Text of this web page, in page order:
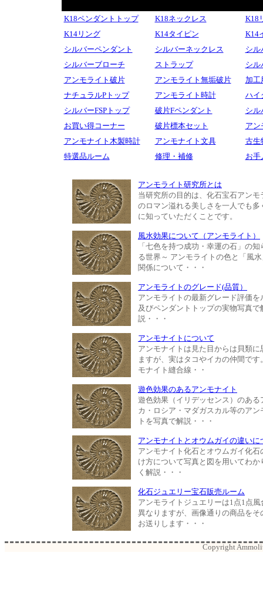
K18ペンダントトップ K18ネックレス
K18
K14リング
K14タイピン
K14
シルバーペンダント
シルバーネックレス
シル
シルバーブローチ
ストラップ
シル
アンモライト破片
アンモライト無垢破片
加工
ナチュラルPトップ
アンモライト時計
ハイ
シルバーFSPトップ
破片Fペンダント
シル
お買い得コーナー
破片標本セット
アン
アンモナイト木製時計
アンモナイト文具
古生
特選品ルーム
修理・補修 お手
アンモライト研究所とは
当研究所の目的は、化石宝石アンモ
のロマン溢れる美しさを一人でも多
に知っていただくことです。
風水効果について（アンモライト）
「七色を持つ成功・幸運の石」の知
る世界～ アンモライトの色と「風
関係について・・・
アンモライトのグレード(品質）
アンモライトの最新グレード評価を
及びペンダントトップの実物写真で
説・・・
アンモナイトについて
アンモナイトは見た目からは貝類に
ますが、実はタコやイカの仲間です
モナイト縫合線・・
遊色効果のあるアンモナイト
遊色効果（イリデッセンス）のある
カ・ロシア・マダガスカル等のアン
トを写真で解説・・・
アンモナイトとオウムガイの違いに
アンモナイト化石とオウムガイ化石
け方について写真と図を用いてわか
く解説・・・
化石ジュエリー宝石販売ルーム
アンモライトジュエリーは1点1点風
異なりますが、画像通りの商品をそ
お送りします・・・
Copyright